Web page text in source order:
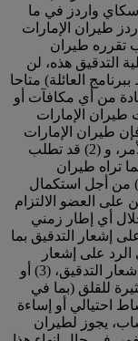
سكاي واردز في ما
طيران الإمارات
تقرره طيران
التدقيق هذه، لن
العائلة) متاحا
من أي مكافآت أو
طيران الإمارات
طيران الإمارات
(1) ستقوم بإخطار العضو المعني بهذا الأمر، و (2) قد تطلب
تراه طيران
من أجل استكمال
على العضو الالتزام
أي إطار زمني
على إشعار التدقيق بما
أو فشل في الرد على إشعار
التدقيق خلال 90 يوما تقويميا من تاريخ إشعار التدقيق، (3) أو
للقلق (بما في
احتيالي أو إساءة
يجوز لطيران